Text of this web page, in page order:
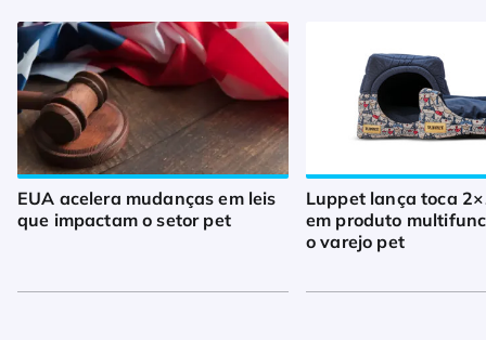
EUA acelera mudanças em leis
que impactam o setor pet
Luppet lança toca
em produto
o varejo pet